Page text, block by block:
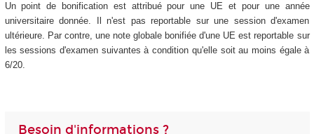
Un point de bonification est attribué pour une UE et pour une année
universitaire donnée. Il n'est pas reportable sur une session d'examen
ultérieure. Par contre, une note globale bonifiée d'une UE est reportable sur
les sessions d'examen suivantes à condition qu'elle soit au moins égale à
6/20.
Besoin d'informations ?